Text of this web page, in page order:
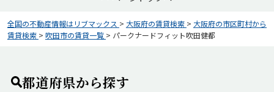
全国の不動産情報はリブマックス > 大阪府の賃貸検索 > 大阪府の市区町村から
賃貸検索 > 吹田市の賃貸一覧 > パークナードフィット吹田健都
都道府県から探す